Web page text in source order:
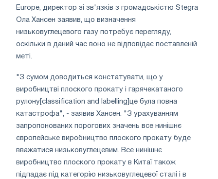
Europe, директор зі зв'язків з громадськістю Stegra
Ола Хансен заявив, що визначення
низьковуглецевого газу потребує перегляду,
оскільки в даний час воно не відповідає поставленій
меті.
"З сумом доводиться констатувати, що у
виробництві плоского прокату і гарячекатаного
рулону[classification and labelling]це була повна
катастрофа", - заявив Хансен. "З урахуванням
запропонованих порогових значень все нинішнє
європейське виробництво плоского прокату буде
вважатися низьковуглецевим. Все нинішнє
виробництво плоского прокату в Китаї також
підпадає під категорію низьковуглецевої сталі і в